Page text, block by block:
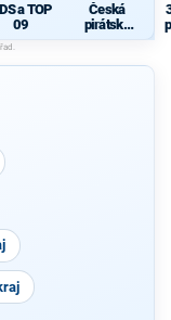
a TOP
09
Česká
pirátská
strana